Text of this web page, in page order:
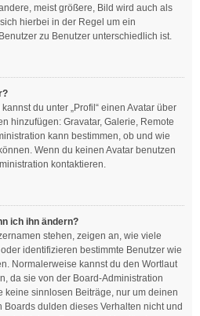
meist größere, Bild wird auch als
hierbei in der Regel um ein
zu Benutzer unterschiedlich ist.
du unter „Profil“ einen Avatar über
hinzufügen: Gravatar, Galerie, Remote
kann bestimmen, ob und wie
Wenn du keinen Avatar benutzen
kontaktieren.
ich ihn ändern?
stehen, zeigen an, wie viele
identifizieren bestimmte Benutzer wie
Normalerweise kannst du den Wortlaut
da sie von der Board-Administration
keine sinnlosen Beiträge, nur um deinen
dulden dieses Verhalten nicht und